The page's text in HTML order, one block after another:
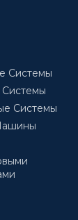
Системы
Системы